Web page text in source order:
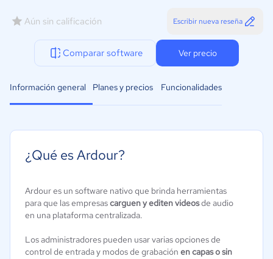
Aún sin calificación Escribir nueva reseña
Comparar software Ver precio
Información general Planes y precios Funcionalidades
¿Qué es Ardour?
Ardour es un software nativo que brinda herramientas
para que las empresascarguen y editen videosde audio
en una plataforma centralizada.
Los administradores pueden usar varias opciones de
control de entrada y modos de grabación en capas o sin